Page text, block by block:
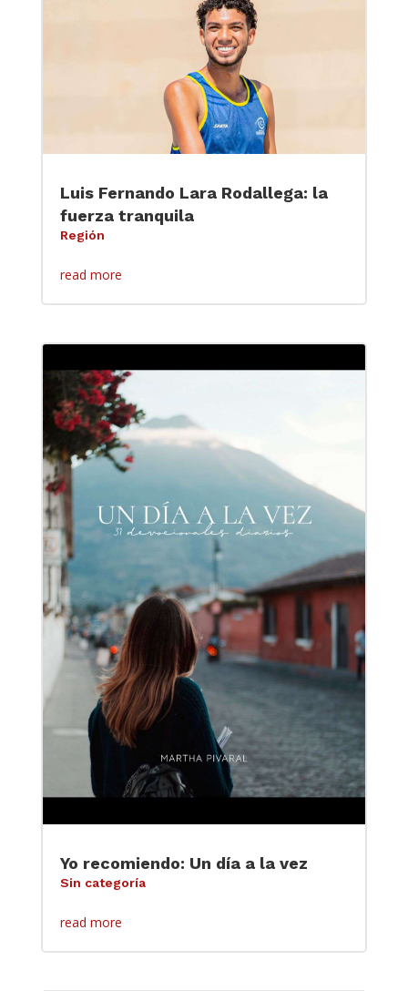
Luis Fernando Lara Rodallega: la
fuerza tranquila
Región
read more
Yo recomiendo: Un día a la vez
Sin categoría
read more